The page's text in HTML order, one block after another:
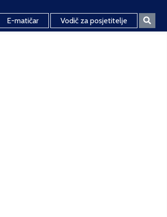
E-matičar Vodič za posjetitelje